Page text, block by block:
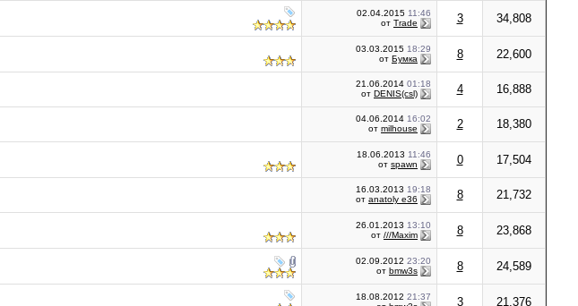
02.04.2015 11:46
от Trade 3 34,808
03.03.2015 18:29
от Бумка 8 22,600
21.06.2014 01:18
от DENIS(csl) 4 16,888
04.06.2014 16:02
от milhouse 2 18,380
18.06.2013 11:46
от spawn 0 17,504
16.03.2013 19:18
от anatoly e36 8 21,732
26.01.2013 13:10
от ///Maxim 8 23,868
02.09.2012 23:20
от bmw3s 8 24,589
18.08.2012 21:37
3 21,376